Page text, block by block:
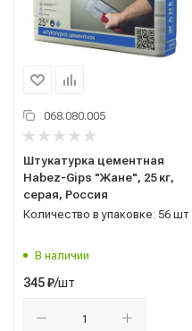
068.080.005
Штукатурка цементная
Habez-Gips "Жане", 25 кг,
серая, Россия
Количество в упаковке: 56 шт
В наличии
345₽/шт